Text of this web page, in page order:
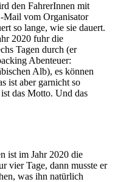
den FahrerInnen mit
Mail vom Organisator
so lange, wie sie dauert.
2020 fuhr die
Tagen durch (er
Abenteuer:
Alb), es können
ist aber garnicht so
das Motto. Und das
ist im Jahr 2020 die
vier Tage, dann musste er
was ihn natürlich